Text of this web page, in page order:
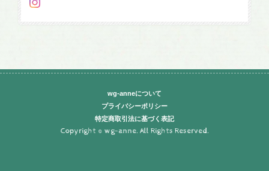
wg-anneについて
プライバシーポリシー
特定商取引法に基づく表記
Copyright © wg-anne. All Rights Reserved.